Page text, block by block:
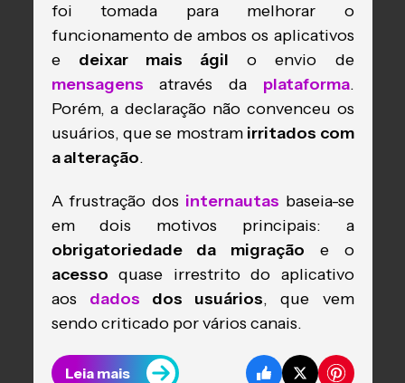
foi tomada para melhorar o
funcionamento de ambos os aplicativos
e deixar mais ágil o envio de
mensagens através da plataforma.
Porém, a declaração não convenceu os
usuários, que se mostram irritados com
a alteração.
A frustração dos internautas baseia-se
em dois motivos principais: a
obrigatoriedade da migração e o
acesso quase irrestrito do aplicativo
aos dados dos usuários, que vem
sendo criticado por vários canais.
Leia mais